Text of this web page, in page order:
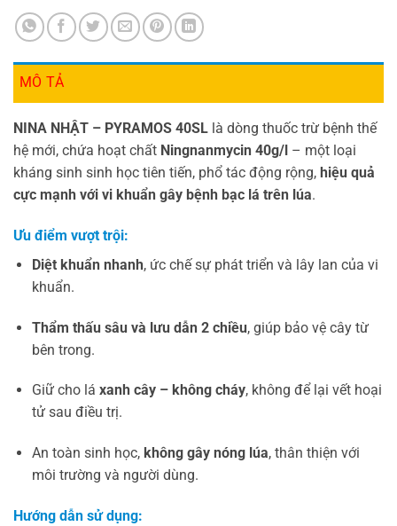
MÔ TẢ
NINA NHẬT – PYRAMOS 40SL là dòng thuốc trừ bệnh thế
hệ mới, chứa hoạt chất Ningnanmycin 40g/l – một loại
kháng sinh sinh học tiên tiến, phổ tác động rộng, hiệu quả
cực mạnh với vi khuẩn gây bệnh bạc lá trên lúa.
Ưu điểm vượt trội:
Diệt khuẩn nhanh, ức chế sự phát triển và lây lan của vi
khuẩn.
Thẩm thấu sâu và lưu dẫn 2 chiều, giúp bảo vệ cây từ
bên trong.
Giữ cho lá xanh cây – không cháy, không để lại vết hoại
tử sau điều trị.
An toàn sinh học, không gây nóng lúa, thân thiện với
môi trường và người dùng.
Hướng dẫn sử dụng: